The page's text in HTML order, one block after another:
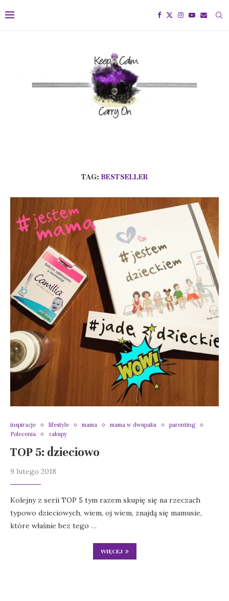
TAG: BESTSELLER
inspiracje lifestyle mama mama w dwupaku
parenting
Polecenia
zakupy
TOP 5: dzieciowo
9 lutego 2018
Kolejny z serii TOP 5 tym razem skupię się na rzeczach
typowo dzieciowych, wiem, oj wiem, znajdą się mamusie,
które właśnie bez tego …
WIĘCEJ